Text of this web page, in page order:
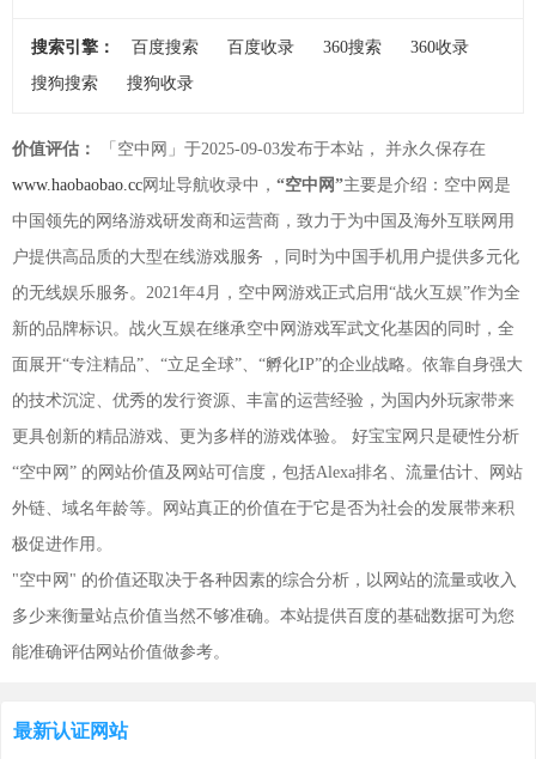
搜索引擎： 百度搜索 百度收录 360搜索
360收录
搜狗搜索
搜狗收录
价值评估：
「空中网」于2025-09-03发布于本站， 并永久保存在
www.haobaobao.cc网址导航收录中， “空中网”主要是介绍：空中网是
中国领先的网络游戏研发商和运营商，致力于为中国及海外互联网用
户提供高品质的大型在线游戏服务 ，同时为中国手机用户提供多元化
的无线娱乐服务。2021年4月，空中网游戏正式启用“战火互娱”作为全
新的品牌标识。战火互娱在继承空中网游戏军武文化基因的同时，全
面展开“专注精品”、“立足全球”、“孵化IP”的企业战略。依靠自身强大
的技术沉淀、优秀的发行资源、丰富的运营经验，为国内外玩家带来
更具创新的精品游戏、更为多样的游戏体验。 好宝宝网只是硬性分析
“空中网” 的网站价值及网站可信度，包括Alexa排名、流量估计、网站
外链、域名年龄等。网站真正的价值在于它是否为社会的发展带来积
极促进作用。
"空中网" 的价值还取决于各种因素的综合分析，以网站的流量或收入
多少来衡量站点价值当然不够准确。本站提供百度的基础数据可为您
能准确评估网站价值做参考。
最新认证网站